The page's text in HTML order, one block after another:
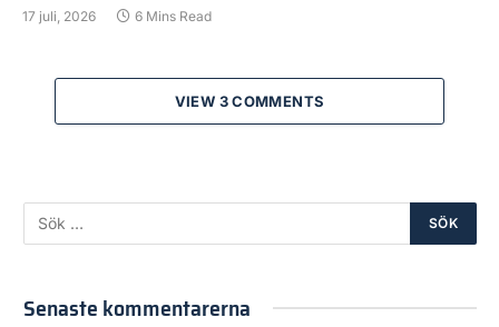
17 juli, 2026 6 Mins Read
VIEW 3 COMMENTS
Senaste kommentarerna